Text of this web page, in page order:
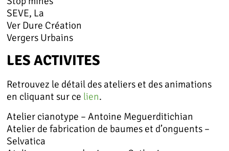
SEVE, La
Ver Dure Création
Vergers Urbains
LES ACTIVITES
Retrouvez le détail des ateliers et des animations
en cliquant sur ce lien.
Atelier cianotype – Antoine Meguerditichian
Atelier de fabrication de baumes et d’onguents –
Selvatica